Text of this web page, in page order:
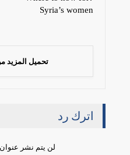
Syria’s women
تحميل المزيد
اترك رد
لن يتم نشر عنوان